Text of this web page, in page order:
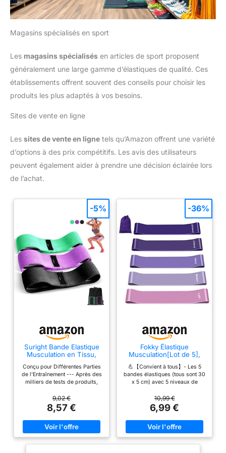
Magasins spécialisés en sport
Les magasins spécialisés en articles de sport proposent
généralement une large gamme d’élastiques de qualité. Ces
établissements offrent souvent des conseils pour choisir les
produits les plus adaptés à vos besoins.
Sites de vente en ligne
Les sites de vente en ligne tels qu’Amazon offrent une variété
d’options à des prix compétitifs. Les avis des utilisateurs
peuvent également aider à prendre une décision éclairée lors
de l’achat.
Suright Bande Elastique
Musculation en Tissu,
Conçu pour Différentes Parties
de l'Entraînement --- Après des
milliers de tests de produits,
plus appropriée pour chaque
bande élastique musculation. Ils
sont le choix parfait pour
améliorer le fessier, augmenter
l'endurance musculaire et
modifier les jambes. Convient à
9,02 €
8,57 €
-5%
Fokky Élastique
Musculation[Lot de 5],
Bande Elastique
Musculation en Latex
💪【Convient à tous】- Les 5
bandes élastiques (tous sont 30
x 5 cm) avec 5 niveaux de
d’exercice allant de 2 à 13 kg
(Léger, Moyen, Lourd, X-Lourd,
XX-Lourd). Que vous soyez un
athlète chevronné ou un
débutant, vous pouvez choisir
celui qui vous convient en
10,99 €
6,99 €
-36%